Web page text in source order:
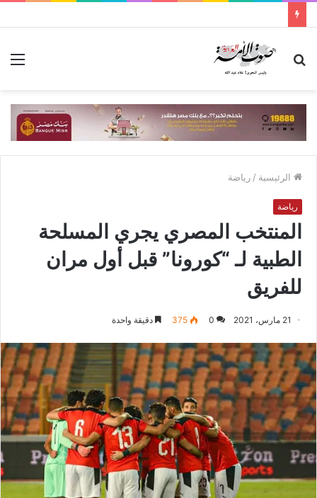
بحث
الرئيسية / رياضة
رياضة
المنتخب المصري يجري المسلحة
الطبية لـ “كورونا” قبل أول مران
للفريق
21 مارس، 2021 0
375 دقيقة واحدة